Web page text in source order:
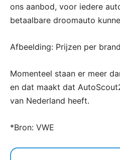
ons aanbod, voor iedere
betaalbare droomauto
Afbeelding: Prijzen per
Momenteel staan er meer
en dat maakt dat
van Nederland heeft.
*Bron: VWE